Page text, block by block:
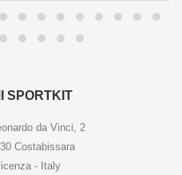
SPORTKIT
da Vinci, 2
Costabissara
- Italy